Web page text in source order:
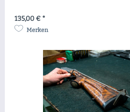
Schaft. Anschließend wir die
an die Stärke des...
135,00 € *
Merken